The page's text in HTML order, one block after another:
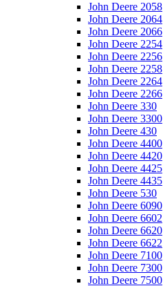
John Deere 2058
John Deere 2064
John Deere 2066
John Deere 2254
John Deere 2256
John Deere 2258
John Deere 2264
John Deere 2266
John Deere 330
John Deere 3300
John Deere 430
John Deere 4400
John Deere 4420
John Deere 4425
John Deere 4435
John Deere 530
John Deere 6090
John Deere 6602
John Deere 6620
John Deere 6622
John Deere 7100
John Deere 7300
John Deere 7500